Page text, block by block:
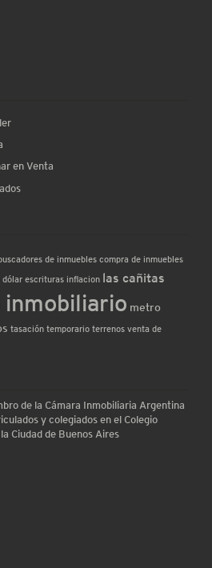
en Venta
de inmuebles compra de inmuebles
dólar escrituras inflacion las cañitas
inmobiliario metro
tasación temporario terrenos venta de
de la Cámara Inmobiliaria Argentina
y colegiados en el Colegio
Ciudad de Buenos Aires